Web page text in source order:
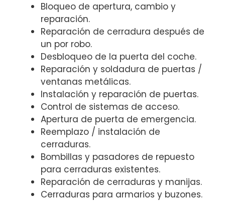
Bloqueo de apertura, cambio y
reparación.
Reparación de cerradura después de
un por robo.
Desbloqueo de la puerta del coche.
Reparación y soldadura de puertas /
ventanas metálicas.
Instalación y reparación de puertas.
Control de sistemas de acceso.
Apertura de puerta de emergencia.
Reemplazo / instalación de
cerraduras.
Bombillas y pasadores de repuesto
para cerraduras existentes.
Reparación de cerraduras y manijas.
Cerraduras para armarios y buzones.